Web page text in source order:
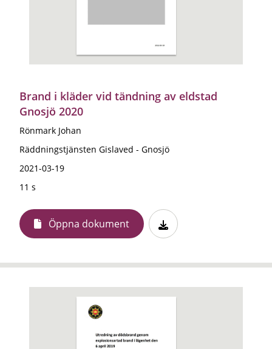
Brand i kläder vid tändning av eldstad
Gnosjö 2020
Rönmark Johan
Räddningstjänsten Gislaved - Gnosjö
2021-03-19
11 s
Öppna dokument